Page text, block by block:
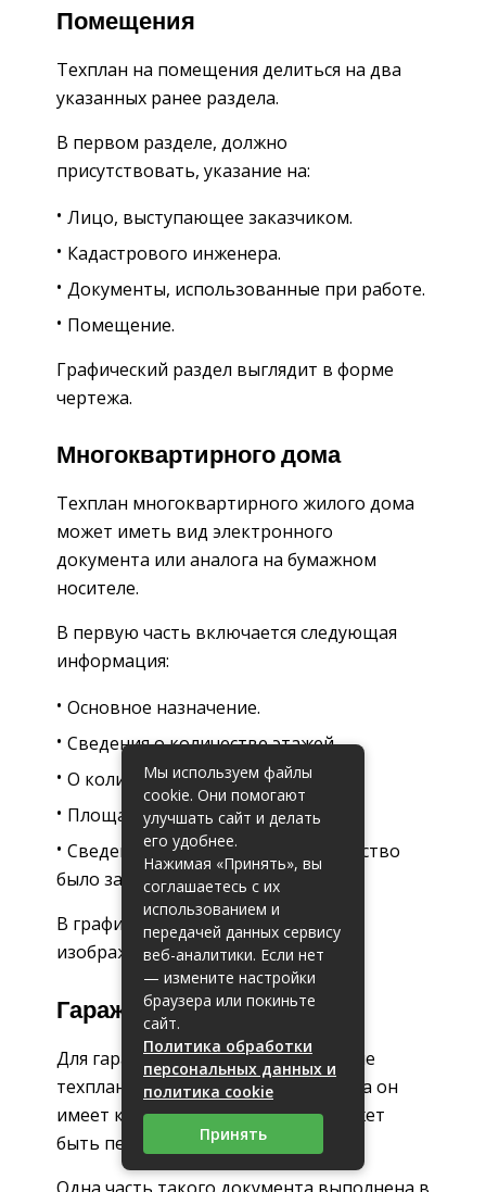
Помещения
Техплан на помещения делиться на два
указанных ранее раздела.
В первом разделе, должно
присутствовать, указание на:
Лицо, выступающее заказчиком.
Кадастрового инженера.
Документы, использованные при работе.
Помещение.
Графический раздел выглядит в форме
чертежа.
Многоквартирного дома
Техплан многоквартирного жилого дома
может иметь вид электронного
документа или аналога на бумажном
носителе.
В первую часть включается следующая
информация:
Основное назначение.
Сведения о количестве этажей.
О количествах квартир.
Площадь.
Сведения о дате, когда строительство
было завершено.
В графическом разделе инженер
изображает дом в виде чертежа.
Гаража
Для гаража необходимо составление
техплана только в том случае, когда он
имеет капитальные стены и не может
быть перенесен в другое место.
Мы используем файлы
cookie. Они помогают
улучшать сайт и делать
его удобнее.
Нажимая «Принять», вы
соглашаетесь с их
использованием и
передачей данных сервису
веб-аналитики. Если нет
— измените настройки
браузера или покиньте
сайт.
Политика обработки
персональных данных и
политика cookie
Принять